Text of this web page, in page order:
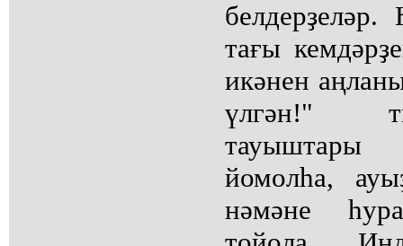
тағы
икәнен
үлгән!"
йомолһа,
нәмәне